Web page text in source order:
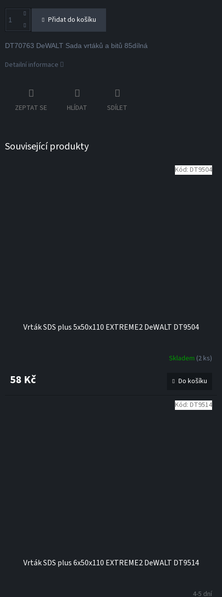
Přidat do košíku
DT70763 DeWALT Sada vrtáků a bitů 85dílná
Detailní informace
ZEPTAT SE HLÍDAT SDÍLET
Související produkty
Vrták SDS plus 5x50x110 EXTREME2 DeWALT DT9504
Skladem (2 ks)
58 Kč Do košíku
Kód: DT9504
Vrták SDS plus 6x50x110 EXTREME2 DeWALT DT9514
4-5 dní
Kód: DT9514